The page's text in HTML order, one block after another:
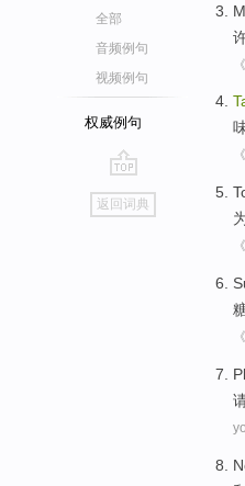
全部
音频例句
视频例句
权威例句
go
top
返回词典